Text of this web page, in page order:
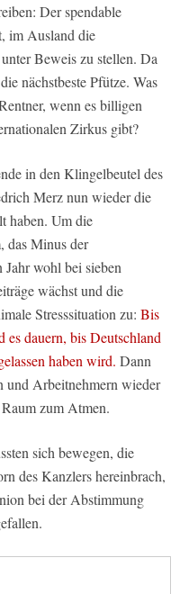
Der spendable
im Ausland die
Beweis zu stellen. Da
nächstbeste Pfütze. Was
wenn es billigen
Zirkus gibt?
in den Klingelbeutel des
Merz nun wieder die
haben. Um die
das Minus der
wohl bei sieben
wächst und die
Stresssituation zu: Bis
dauern, bis Deutschland
haben wird. Dann
und Arbeitnehmern wieder
zum Atmen.
sich bewegen, die
des Kanzlers hereinbrach,
bei der Abstimmung